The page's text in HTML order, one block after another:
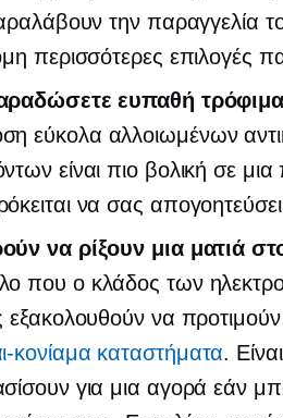
την παραγγελία
περισσότερες επιλογές
ευπαθή
εύκολα αλλοιωμένων
είναι πιο βολική σε
να σας
να ρίξουν μια ματιά
που ο κλάδος των
εξακολουθούν να
κονίαμα καταστήματα.
για μια αγορά εάν